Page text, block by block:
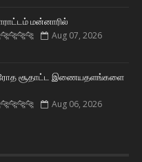
மன்னாரில்
Aug 07, 2026
சூதாட்ட இணையதளங்களை
Aug 06, 2026